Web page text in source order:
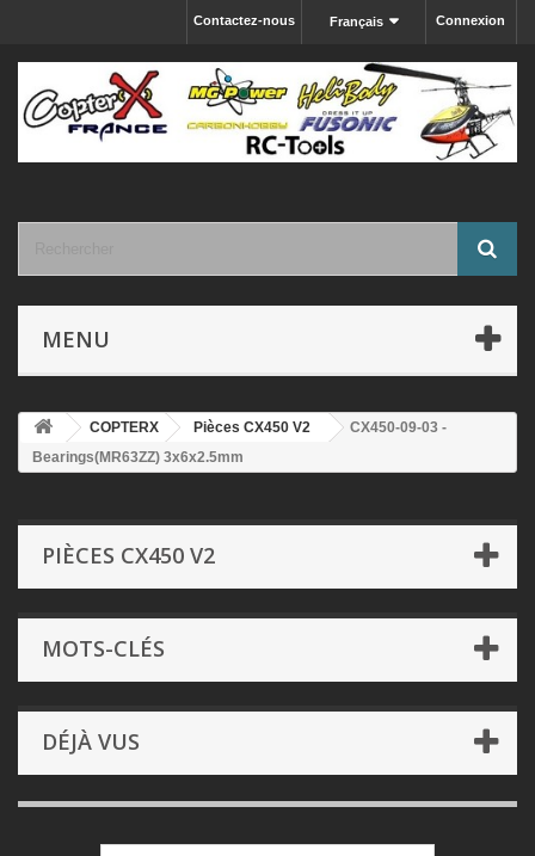
Connexion
Français
Contactez-nous
MENU
COPTERX Pièces CX450 V2
CX450-09-03 -
Bearings(MR63ZZ) 3x6x2.5mm
PIÈCES CX450 V2
MOTS-CLÉS
DÉJÀ VUS